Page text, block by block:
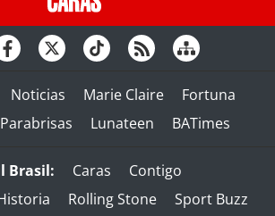
Noticias Marie Claire
Fortuna
Parabrisas Lunateen BATimes
Brasil: Caras
Contigo
Rolling Stone
Sport Buzz